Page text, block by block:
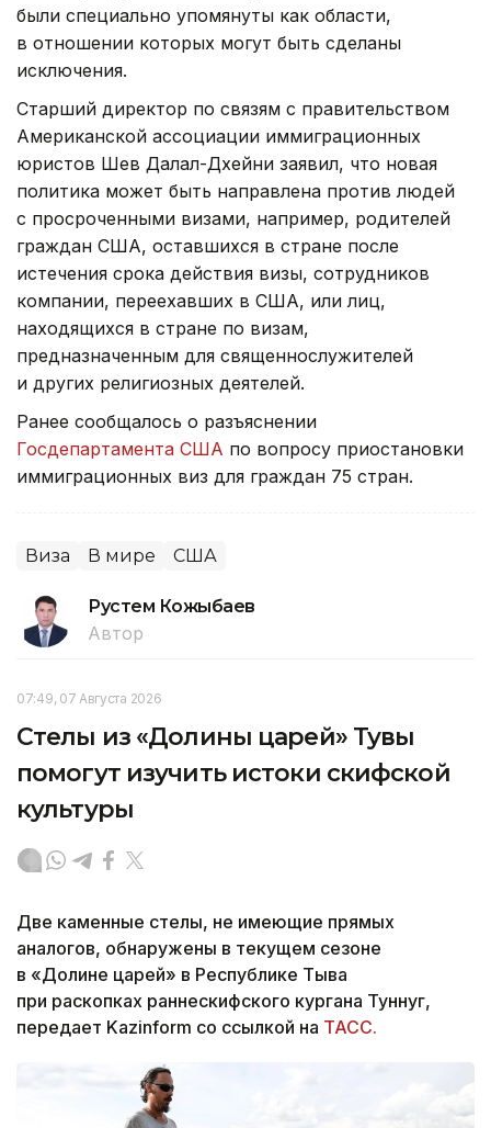
были специально упомянуты как области,
в отношении которых могут быть сделаны
исключения.
Старший директор по связям с правительством
Американской ассоциации иммиграционных
юристов Шев Далал-Дхейни заявил, что новая
политика может быть направлена против людей
с просроченными визами, например, родителей
граждан США, оставшихся в стране после
истечения срока действия визы, сотрудников
компании, переехавших в США, или лиц,
находящихся в стране по визам,
предназначенным для священнослужителей
и других религиозных деятелей.
Ранее сообщалось о разъяснении
Госдепартамента США по вопросу приостановки
иммиграционных виз для граждан 75 стран.
Виза В мире США
Рустем Кожыбаев
Автор
07:49, 07 Августа 2026
Стелы из «Долины царей» Тувы
помогут изучить истоки скифской
культуры
Две каменные стелы, не имеющие прямых
аналогов, обнаружены в текущем сезоне
в «Долине царей» в Республике Тыва
при раскопках раннескифского кургана Туннуг,
передает Kazinform со ссылкой на ТАСС.